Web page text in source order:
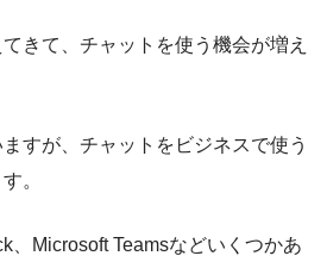
きて、チャットを使う機会が増え
すが、チャットをビジネスで使う
。
、Microsoft Teamsなどいくつかあ